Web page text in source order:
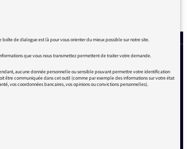
LES RÉSEAUX
boîte de dialogue est là pour vous orienter du mieux possible sur notre site.
que vous nous transmettez permettent de traiter votre demande.
aucune donnée personnelle ou sensible pouvant permettre votre identification
être communiquée dans cet outil (comme par exemple des informations sur votre état
vos coordonnées bancaires, vos opinions ou convictions personnelles).